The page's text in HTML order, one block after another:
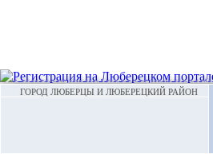
ГОРОД ЛЮБЕРЦЫ И ЛЮБЕРЕЦКИЙ РАЙОН